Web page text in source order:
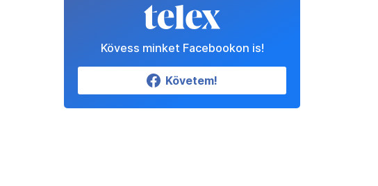
Kövess minket Facebookon is!
Követem!